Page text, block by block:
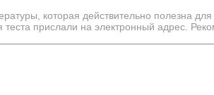
которая действительно полезна
прислали на электронный адрес.